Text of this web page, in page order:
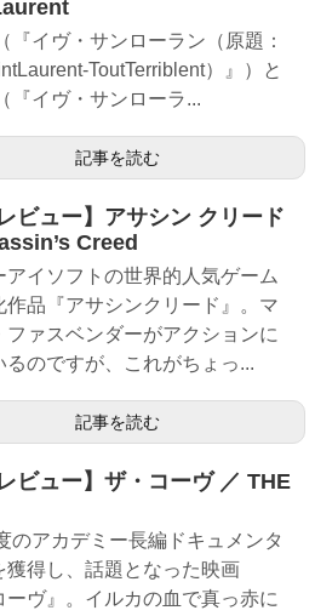
『イヴ・サンローラン（原題：
ToutTerriblent）』）と
『イヴ・サンローラ...
記事を読む
ビュー】アサシン クリード
Creed
アイソフトの世界的人気ゲーム
作品『アサシンクリード』。マ
ファスベンダーがアクションに
るのですが、これがちょっ...
記事を読む
ビュー】ザ・コーヴ ／ THE
のアカデミー長編ドキュメンタ
獲得し、話題となった映画
ーヴ』。イルカの血で真っ赤に